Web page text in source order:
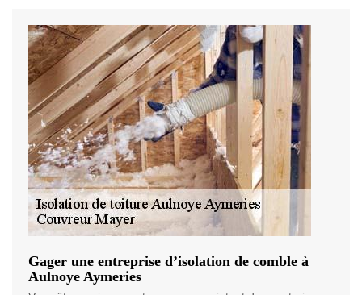
Gager une entreprise d’isolation de comble à
Aulnoye Aymeries